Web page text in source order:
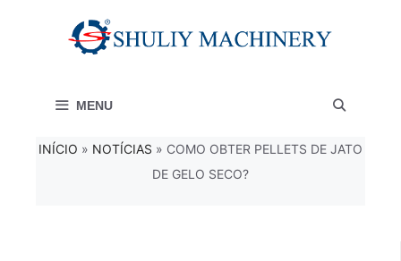
conteúdo MENU
INÍCIO » NOTÍCIAS » COMO OBTER PELLETS DE JATO
DE GELO SECO?